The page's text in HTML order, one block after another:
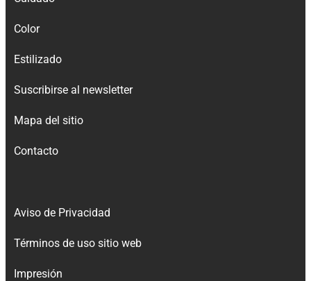
Color
Estilizado
Suscribirse al newsletter
Mapa del sitio
Contacto
Aviso de Privacidad
Términos de uso sitio web
Impresión